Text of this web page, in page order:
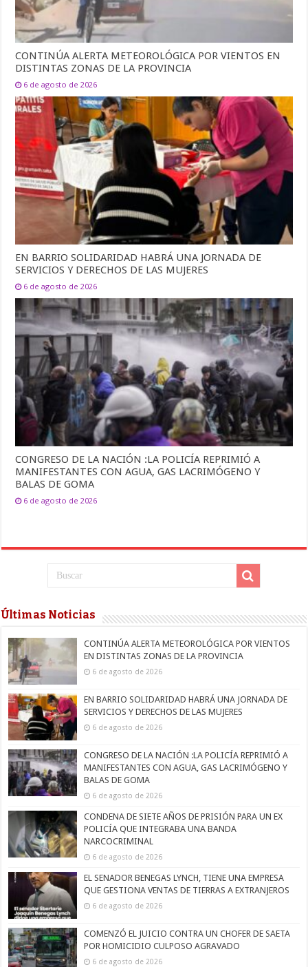
CONTINÚA ALERTA METEOROLÓGICA POR VIENTOS EN
DISTINTAS ZONAS DE LA PROVINCIA
6 de agosto de 2026
EN BARRIO SOLIDARIDAD HABRÁ UNA JORNADA DE
SERVICIOS Y DERECHOS DE LAS MUJERES
6 de agosto de 2026
CONGRESO DE LA NACIÓN :LA POLICÍA REPRIMIÓ A
MANIFESTANTES CON AGUA, GAS LACRIMÓGENO Y
BALAS DE GOMA
6 de agosto de 2026
Últimas Noticias
CONTINÚA ALERTA METEOROLÓGICA POR VIENTOS
EN DISTINTAS ZONAS DE LA PROVINCIA
6 de agosto de 2026
EN BARRIO SOLIDARIDAD HABRÁ UNA JORNADA DE
SERVICIOS Y DERECHOS DE LAS MUJERES
6 de agosto de 2026
CONGRESO DE LA NACIÓN :LA POLICÍA REPRIMIÓ A
MANIFESTANTES CON AGUA, GAS LACRIMÓGENO Y
BALAS DE GOMA
6 de agosto de 2026
CONDENA DE SIETE AÑOS DE PRISIÓN PARA UN EX
POLICÍA QUE INTEGRABA UNA BANDA
NARCOCRIMINAL
6 de agosto de 2026
EL SENADOR BENEGAS LYNCH, TIENE UNA EMPRESA
QUE GESTIONA VENTAS DE TIERRAS A EXTRANJEROS
6 de agosto de 2026
COMENZÓ EL JUICIO CONTRA UN CHOFER DE SAETA
POR HOMICIDIO CULPOSO AGRAVADO
6 de agosto de 2026